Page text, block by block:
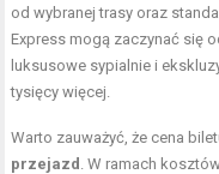
od wybranej trasy oraz
Express mogą zaczynać się
luksusowe sypialnie i
tysięcy więcej.
Warto zauważyć, że cena
przejazd . W ramach